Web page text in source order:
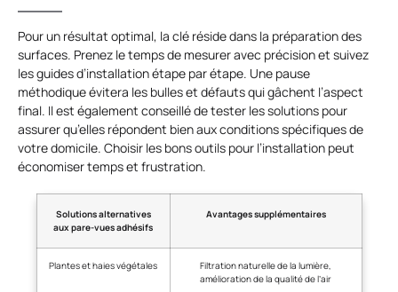
Pour un résultat optimal, la clé réside dans la préparation des
surfaces. Prenez le temps de mesurer avec précision et suivez
les guides d’installation étape par étape. Une pause
méthodique évitera les bulles et défauts qui gâchent l’aspect
final. Il est également conseillé de tester les solutions pour
assurer qu’elles répondent bien aux conditions spécifiques de
votre domicile. Choisir les bons outils pour l’installation peut
économiser temps et frustration.
Solutions alternatives
aux pare-vues adhésifs
Avantages supplémentaires
Plantes et haies végétales
Filtration naturelle de la lumière,
amélioration de la qualité de l’air